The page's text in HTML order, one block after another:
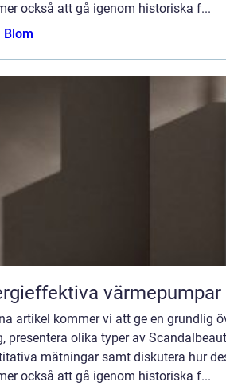
också att gå igenom historiska f...
Blom
artikel kommer vi att ge en grundlig
presentera olika typer av
mätningar samt diskutera hur
också att gå igenom historiska f...